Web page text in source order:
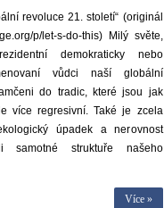
revoluce 21. století“ (originál
p/let-s-do-this) Milý světe,
demokraticky nebo
vůdci naší globální
do tradic, které jsou jak
více regresivní. Také je zcela
úpadek a nerovnost
samotné struktuře našeho
Více »